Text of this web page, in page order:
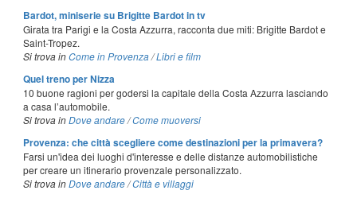
Bardot, miniserie su Brigitte Bardot in tv
Girata tra Parigi e la Costa Azzurra, racconta due miti: Brigitte Bardot e
Saint-Tropez.
Si trova in Come in Provenza /Libri e film
Quel treno per Nizza
10 buone ragioni per godersi la capitale della Costa Azzurra lasciando
a casa l’automobile.
Si trova in Dove andare /Come muoversi
Provenza: che città scegliere come destinazioni per la primavera?
Farsi un'idea dei luoghi d'interesse e delle distanze automobilistiche
per creare un itinerario provenzale personalizzato.
Si trova in Dove andare /Città e villaggi